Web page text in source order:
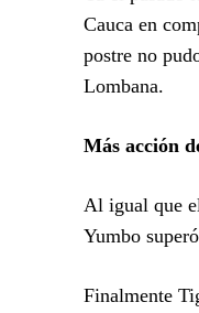
Cauca en
postre no
Lombana.
Más acción
Al igual que
Yumbo
Finalmente